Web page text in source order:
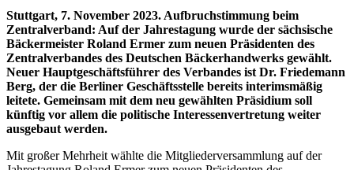
Stuttgart, 7. November 2023. Aufbruchstimmung beim
Zentralverband: Auf der Jahrestagung wurde der sächsische
Bäckermeister Roland Ermer zum neuen Präsidenten des
Zentralverbandes des Deutschen Bäckerhandwerks gewählt.
Neuer Hauptgeschäftsführer des Verbandes ist Dr. Friedemann
Berg, der die Berliner Geschäftsstelle bereits interimsmäßig
leitete. Gemeinsam mit dem neu gewählten Präsidium soll
künftig vor allem die politische Interessenvertretung weiter
ausgebaut werden.
Mit großer Mehrheit wählte die Mitgliederversammlung auf der